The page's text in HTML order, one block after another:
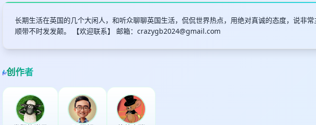
长期生活在英国的几个大闲人，和听众聊聊英国生活，侃侃世界热点，用绝对真诚的态度，说非常
顺带不时发发颠。 【欢迎联系】 邮箱： crazygb2024@gmail.com
创作者